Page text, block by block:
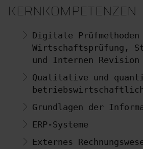
KERNKOMPETENZEN
Digitale
Wirtschaftsprüfung,
Qualitative und
Externes